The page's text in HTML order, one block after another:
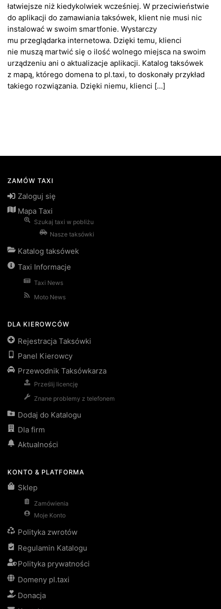
łatwiejsze niż kiedykolwiek wcześniej. W przeciwieństwie
do aplikacji do zamawiania taksówek, klient nie musi nic
instalować w swoim smartfonie. Wystarczy
mu przeglądarka internetowa. Dzięki temu, klienci
nie muszą martwić się o ilość wolnego miejsca na swoim
urządzeniu ani o aktualizacje aplikacji. Katalog taksówek
z mapą, którego domena to pl.taxi, to doskonały przykład
takiego rozwiązania. Dzięki niemu, klienci […]
ZAMÓW TAXI
Zaloguj się
Mapa Taxi
Szukaj taxi w pobliżu
Nasze taksówki
Katalog taksówek
Taxi Informacje
Taxi News
Moto News
DLA KIEROWCÓW
Rejestracja Taksówki
Panel Kierowcy
Przewodnik Taksówkarza
Prześlij licencję
Znane problemy z telefonem
Dodaj do Katalogu
Dla firm
Aktualności
KONTO & PLATFORMA
Sklep
Zamówienia
Moje Konto
Polityka zwrotów
Regulamin Katalogu
Polityka prywatności
Domeny pl.taxi
Donacja